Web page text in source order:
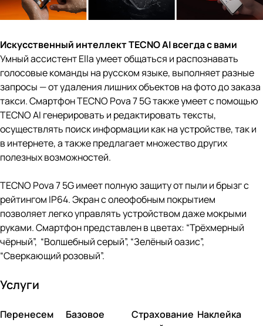
Искусственный интеллект TECNO AI всегда с вами
Умный ассистент Ella умеет общаться и распознавать
голосовые команды на русском языке, выполняет разные
запросы — от удаления лишних объектов на фото до заказа
такси. Смартфон TECNO Pova 7 5G также умеет с помощью
TECNO AI генерировать и редактировать тексты,
осуществлять поиск информации как на устройстве, так и
в интернете, а также предлагает множество других
полезных возможностей.
TECNO Pova 7 5G имеет полную защиту от пыли и брызг с
рейтингом IP64. Экран с олеофобным покрытием
позволяет легко управлять устройством даже мокрыми
руками. Смартфон представлен в цветах: “Трёхмерный
чёрный”, “Волшебный серый”, “Зелёный оазис”,
“Сверкающий розовый”.
Услуги
Перенесем
Базовое
Страхование Наклейка